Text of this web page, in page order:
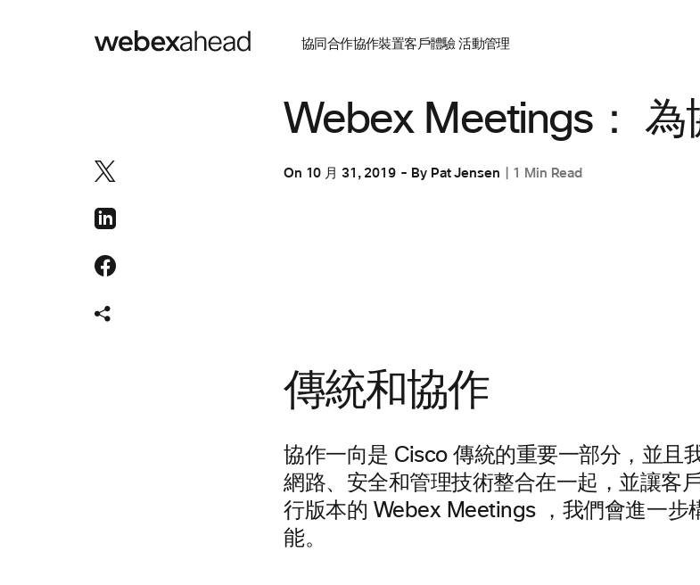
協同合作協作裝置客戶體驗活動管理
Webex Meetings： 為
On 10 月 31, 2019 By Pat Jensen 1 Min Read
傳統和協作
協作一向是 Cisco 傳統的重要一部分，並且
網路、安全和管理技術整合在一起，並讓客
行版本的 Webex Meetings
，我們會進一
能。